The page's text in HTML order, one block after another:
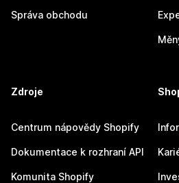
Správa obchodu
Zdroje
Centrum nápovědy Shopify
Dokumentace k rozhraní API
Komunita Shopify